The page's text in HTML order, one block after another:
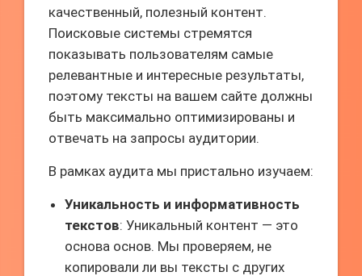
качественный, полезный контент.
Поисковые системы стремятся
показывать пользователям самые
релевантные и интересные результаты,
поэтому тексты на вашем сайте должны
быть максимально оптимизированы и
отвечать на запросы аудитории.
В рамках аудита мы пристально изучаем:
Уникальность и информативность
текстов: Уникальный контент — это
основа основ. Мы проверяем, не
копировали ли вы тексты с других